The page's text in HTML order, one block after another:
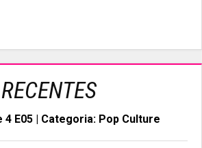
RECENTES
4 E05 | Categoria: Pop Culture